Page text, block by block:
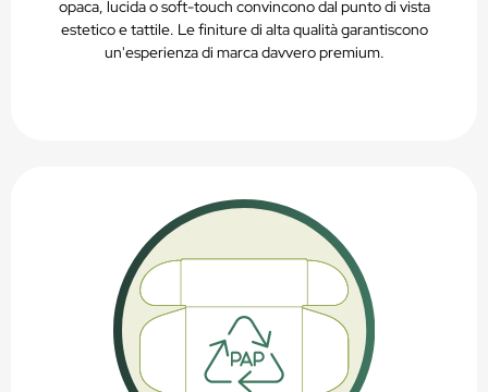
opaca, lucida o soft-touch convincono dal punto di vista
estetico e tattile. Le finiture di alta qualità garantiscono
un'esperienza di marca davvero premium.